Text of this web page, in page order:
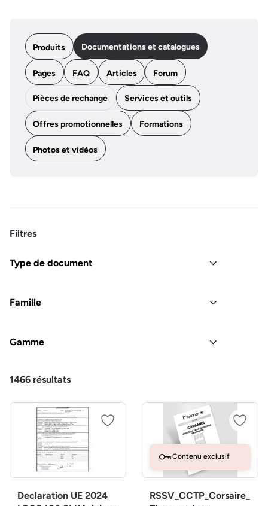
Produits Documentations et catalogues
Pages FAQ Articles Forum
Pièces de rechange Services et outils
Offres promotionnelles Formations
Photos et vidéos
Filtres
Type de document
Famille
Gamme
1466 résultats
Declaration UE 2024
Contenu exclusif
RSSV_CCTP_Corsaire_